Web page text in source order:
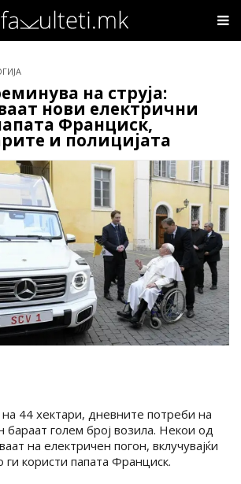
на струја:
нови електрични
Франциск,
и полицијата
44 хектари, дневните потреби на
бараат голем број возила. Некои од
на електричен погон, вклучувајќи
ги користи папата Франциск.